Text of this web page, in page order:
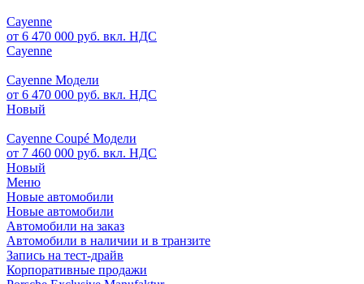
Cayenne
от 6 470 000 руб. вкл. НДС
Cayenne
Cayenne Модели
от 6 470 000 руб. вкл. НДС
Новый
Cayenne Coupé Модели
от 7 460 000 руб. вкл. НДС
Новый
Меню
Новые автомобили
Новые автомобили
Автомобили на заказ
Автомобили в наличии и в транзите
Запись на тест-драйв
Корпоративные продажи